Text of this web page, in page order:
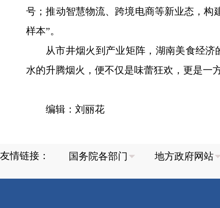
号；推动智慧物流、跨境电商等新业态，构
样本”。
从市井烟火到产业矩阵，湖南美食经
水的升腾烟火，便不仅是味蕾狂欢，更是一
编辑：刘丽花
友情链接：